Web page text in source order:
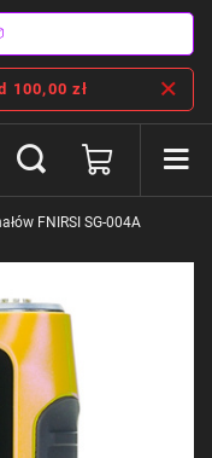
100,00 zł
FNIRSI SG-004A